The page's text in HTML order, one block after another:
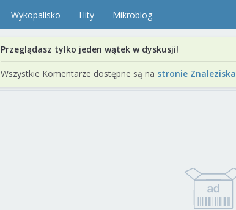
Wykopalisko Hity Mikroblog
Przeglądasz tylko jeden wątek w dyskusji!
Wszystkie Komentarze dostępne są na stronie Znaleziska